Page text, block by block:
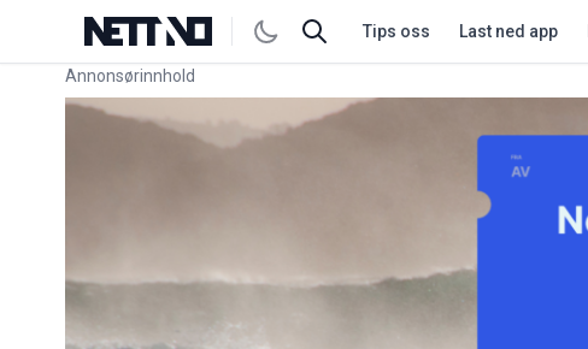
Tips oss Last ned app
Annonsørinnhold
Link for annonse